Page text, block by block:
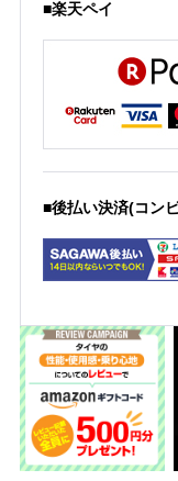
■楽天ペイ
■後払い決済(コン